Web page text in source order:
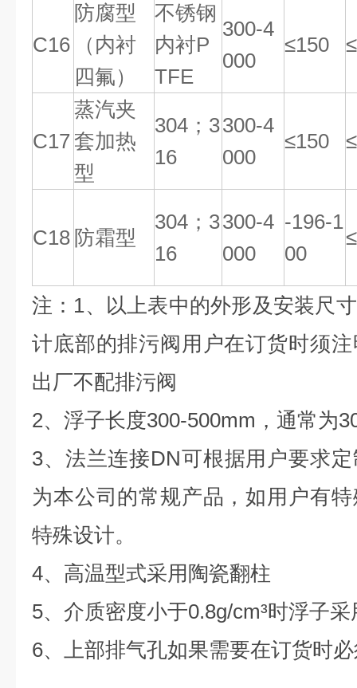
C16
防腐型
（内衬
四氟）
不锈钢
内衬P
TFE
300-4
000
≤150
C17
蒸汽夹
套加热
型
304；3
16
300-4
000
≤150
C18 防霜型
304；3
16
300-4
000
-196-1
00
注：1、以上表中的外形及安装尺
计底部的排污阀用户在订货时须
出厂不配排污阀
2、浮子长度300-500mm，通常为
3、法兰连接DN可根据用户要求
为本公司的常规产品，如用户有
特殊设计。
4、高温型式采用陶瓷翻柱
5、介质密度小于0.8g/cm³时浮子
6、上部排气孔如果需要在订货时